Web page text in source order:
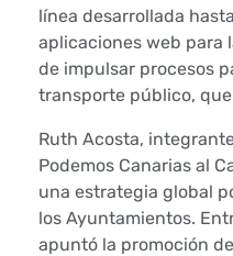
c
i
a
t
i
línea desarrollada
aplicaciones web para
de impulsar procesos
transporte público,
Ruth Acosta,
Podemos Canarias al
una estrategia global
los Ayuntamientos.
apuntó la promoción